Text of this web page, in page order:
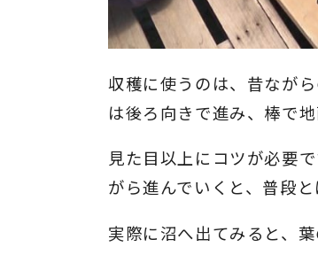
収穫に使うのは、昔なが
は後ろ向きで進み、棒で
見た目以上にコツが必要
がら進んでいくと、普段
実際に沼へ出てみると、